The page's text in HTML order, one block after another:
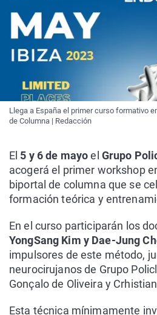
Llega a España el primer curso formativo
de Columna | Redacción
El 5 y 6 de mayoel Grupo
acogerá el primer workshop
biportal de columna que se
formación teórica y
En el curso participarán los
YongSang Kim y Dae-Jung
impulsores de este método,
neurocirujanos de Grupo
Gonçalo de Oliveira y
Esta técnica mínimamente